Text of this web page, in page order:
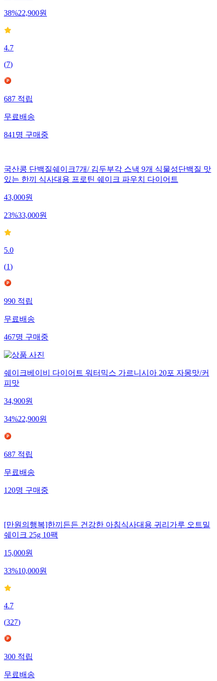
38%22,900원
4.7
(7)
687 적립
무료배송
841 명 구매중
국산콩 단백질쉐이크7개/ 김두부각 스낵 9개 식물성단백질 맛
있는 한끼 식사대용 프로틴 쉐이크 파우치 다이어트
43,000원
23%33,000원
5.0
(1)
990 적립
무료배송
467명 구매중
쉐이크베이비 다이어트 워터믹스 가르니시아 20포 자몽맛/커
피맛
34,900원
34%22,900원
687 적립
무료배송
120명 구매중
[만원의행복]한끼든든 건강한 아침식사대용 귀리가루 오트밀
쉐이크 25g 10팩
15,000원
33%10,000원
4.7
(327)
300적립
무료배송